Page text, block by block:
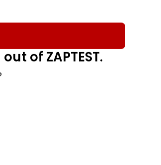
беле кутије, такође се могу користити
рањивости. Исто тако, ако су елементи
инжењерима да одреде где је грешка.
тестирање беле
of ZAPTEST.